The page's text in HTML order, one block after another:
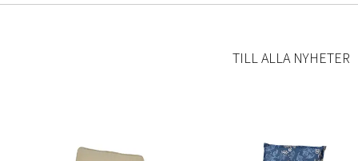
TILL ALLA NYHETER